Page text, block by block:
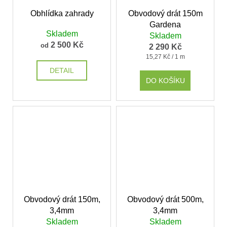
Obhlídka zahrady
Skladem
od 2 500 Kč
DETAIL
Obvodový drát 150m
Gardena
Skladem
2 290 Kč
Měrná
15,27 Kč / 1 m
DO KOŠÍKU
Obvodový drát 150m,
3,4mm
Skladem
Obvodový drát 500m,
3,4mm
Skladem